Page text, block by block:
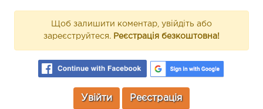
Щоб залишити коментар, увійдіть або
зареєструйтеся. Реєстрація безкоштовна!
Увійти Реєстрація